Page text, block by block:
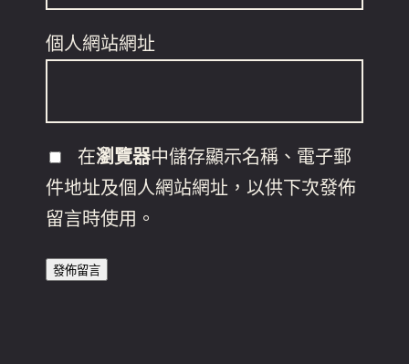
個人網站網址
在瀏覽器中儲存顯示名稱、電子郵
件地址及個人網站網址，以供下次發佈
留言時使用。